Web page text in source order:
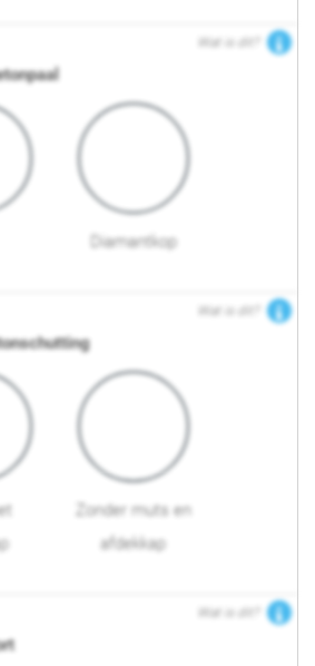
Wat is dit?
Diamantkop
Wat is dit?
Zonder muts en
afdekkap
Wat is dit?